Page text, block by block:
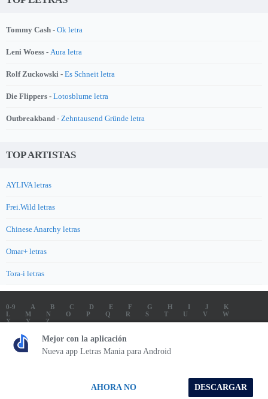
Tommy Cash - Ok letra
Leni Woess - Aura letra
Rolf Zuckowski - Es Schneit letra
Die Flippers - Lotosblume letra
Outbreakband - Zehntausend Gründe letra
TOP ARTISTAS
AYLIVA letras
Frei.Wild letras
Chinese Anarchy letras
Omar+ letras
Tora-i letras
0-9 A B C D E F G H I J
K
L
M N O P Q R S T V
W
X
Y
Z
LETRAS
SOUNDTRACK LETRAS
TOP 100 LETRAS
ENVIA LETRAS
Letrasmania.com - Copyright © 2026 - All Rights Reserved
Mejor con la aplicación
Nueva app Letras Mania para Android
DESCARGAR
AHORA NO